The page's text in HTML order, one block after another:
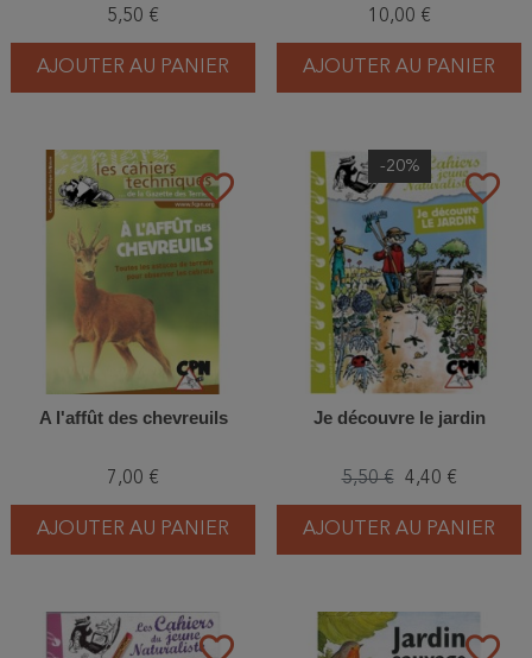
5,50 €
AJOUTER AU PANIER
10,00 €
AJOUTER AU PANIER
favorite_border
A l'affût des chevreuils
7,00 €
AJOUTER AU PANIER
favorite_border
-20%
Je découvre le jardin
5,50 € 4,40 €
AJOUTER AU PANIER